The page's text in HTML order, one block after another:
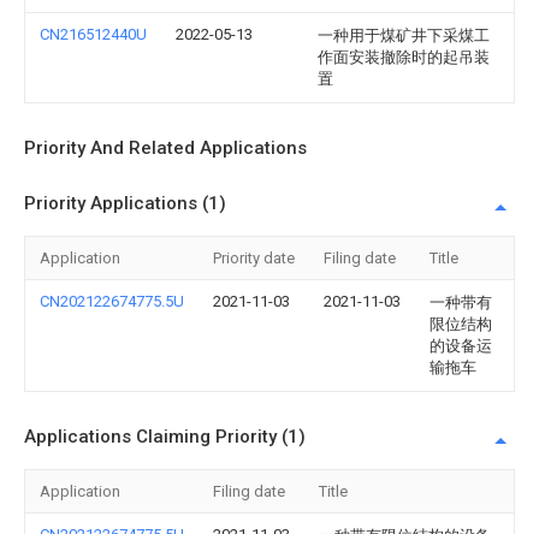
CN216512440U 2022-05-13
一种用于煤矿井下采煤工
作面安装撤除时的起吊装
置
Priority And Related Applications
Priority Applications (1)
Application Priority date Filing date Title
CN202122674775.5U 2021-11-03 2021-11-03
一种带有
限位结构
的设备运
输拖车
Applications Claiming Priority (1)
Application Filing date Title